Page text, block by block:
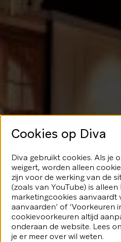
Geen
We speelden je
kwijt...Geen nood,
fonkeling te
Terug naar de
Cookies op Diva
Diva gebruikt cookies. Als je
weigert, worden alleen
zijn voor de werking van de
(zoals van YouTube) is
marketingcookies aanvaardt
aanvaarden’ of ‘Voorkeuren
cookievoorkeuren altijd
onderaan de website. Lees
je er meer over wil weten.